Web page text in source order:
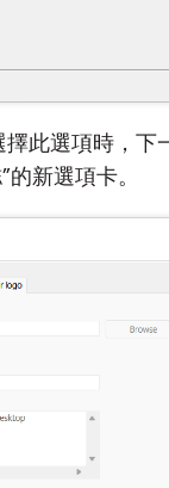
此選項時，下
新選項卡。